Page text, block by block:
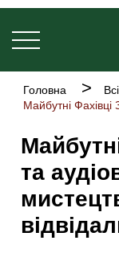
Перейти
до
основного
вмісту
Основна
Рядок
навіґації
Головна
та